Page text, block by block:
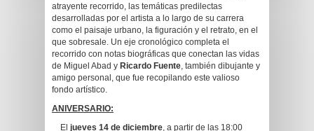
atrayente recorrido, las temáticas predilectas
desarrolladas por el artista a lo largo de su carrera
como el paisaje urbano, la figuración y el retrato, en el
que sobresale. Un eje cronológico completa el
recorrido con notas biográficas que conectan las vidas
de Miguel Abad y Ricardo Fuente, también dibujante y
amigo personal, que fue recopilando este valioso
fondo artístico.
ANIVERSARIO:
El jueves 14 de diciembre, a partir de las 18:00